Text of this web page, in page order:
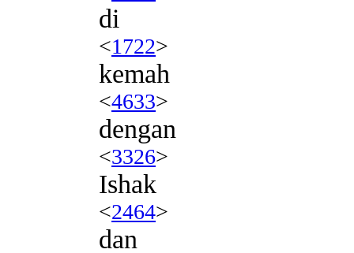
di
<1722>
kemah
<4633>
dengan
<3326>
Ishak
<2464>
dan